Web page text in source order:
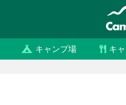
キャンプ場 キ